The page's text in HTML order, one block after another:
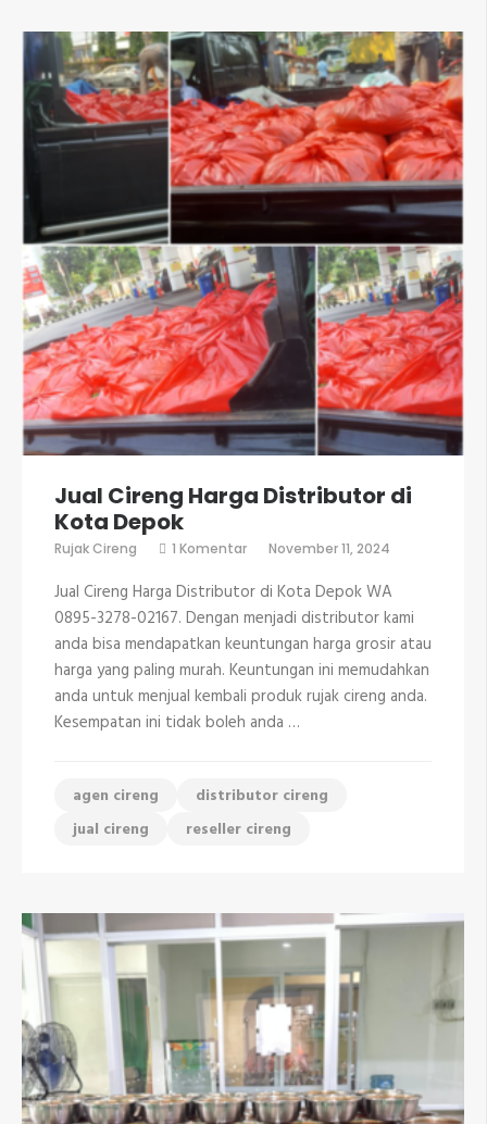
Jual Cireng Harga Distributor di
Kota Depok
Rujak Cireng 1 Komentarpada
Harga
Distributor
di
Kota
Depok
November 11, 2024
Jual Cireng Harga Distributor di Kota Depok WA
0895-3278-02167. Dengan menjadi distributor kami
anda bisa mendapatkan keuntungan harga grosir atau
harga yang paling murah. Keuntungan ini memudahkan
anda untuk menjual kembali produk rujak cireng anda.
Kesempatan ini tidak boleh anda …
agen cireng
distributor cireng
jual cireng
reseller cireng